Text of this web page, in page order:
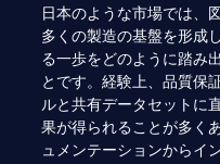
日本のような市場では、
多くの製造の基盤を形成
る一歩をどのように踏み
とです。経験上、品質保
ルと共有データセットに
果が得られることが多く
ュメンテーションからイ